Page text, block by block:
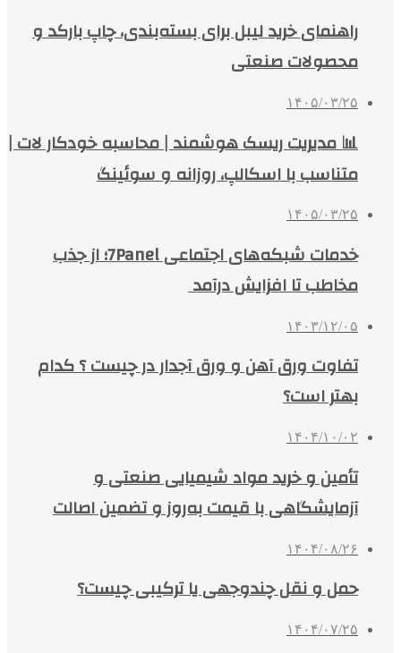
راهنمای خرید لیبل برای بسته‌بندی، چاپ بارکد و
محصولات صنعتی
۱۴۰۵/۰۳/۲۵
📊 مدیریت ریسک هوشمند | محاسبه خودکار لات |
متناسب با اسکالپ، روزانه و سوئینگ
۱۴۰۵/۰۳/۲۵
خدمات شبکه‌های اجتماعی 7Panel؛ از جذب
مخاطب تا افزایش درآمد
۱۴۰۳/۱۲/۰۵
تفاوت ورق آهن و ورق آجدار در چیست ؟ کدام
بهتر است؟
۱۴۰۴/۱۰/۰۲
تأمین و خرید مواد شیمیایی صنعتی و
آزمایشگاهی با قیمت به‌روز و تضمین اصالت
۱۴۰۴/۰۸/۲۶
حمل و نقل چندوجهی یا ترکیبی چیست؟
۱۴۰۴/۰۷/۲۵